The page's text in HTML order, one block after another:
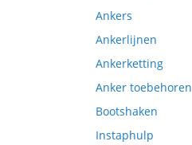
Ankers
Ankerlijnen
Ankerketting
Anker toebehoren
Bootshaken
Instaphulp